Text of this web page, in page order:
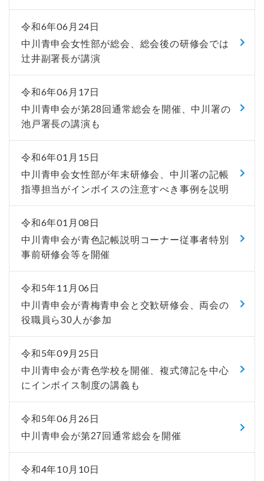
令和6年06月24日
中川青申会女性部が総会、総会後の研修会では
辻井副署長が講演
令和6年06月17日
中川青申会が第28回通常総会を開催、中川署の
池戸署長の講演も
令和6年01月15日
中川青申会女性部が年末研修会、中川署の記帳
指導担当がインボイスの注意すべき事例を説明
令和6年01月08日
中川青申会が青色記帳説明コーナー従事者特別
事前研修会等を開催
令和5年11月06日
中川青申会が青梅青申会と交歓研修会、両会の
役職員ら30人が参加
令和5年09月25日
中川青申会が青色学校を開催、複式簿記を中心
にインボイス制度の講義も
令和5年06月26日
中川青申会が第27回通常総会を開催
令和4年10月10日